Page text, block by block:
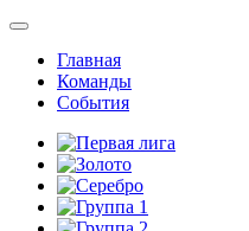
Главная
Команды
События